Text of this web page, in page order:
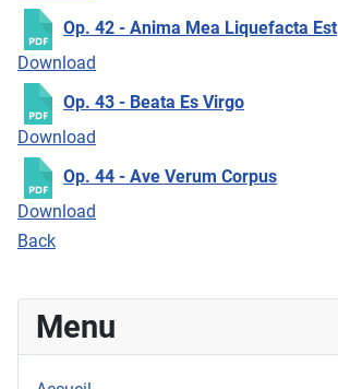
Op. 42 - Anima Mea Liquefacta Est
Download
Op. 43 - Beata Es Virgo
Download
Op. 44 - Ave Verum Corpus
Download
Back
Menu